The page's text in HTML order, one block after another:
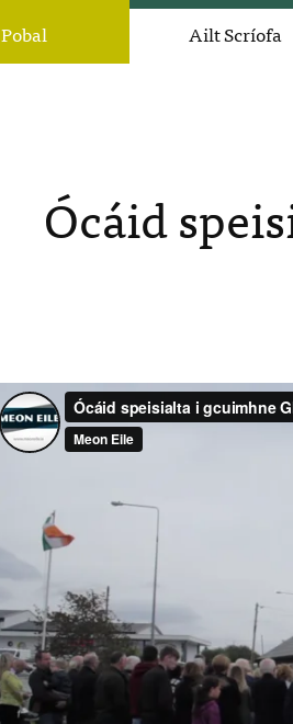
Pobal Ailt Scríofa
Ócáid